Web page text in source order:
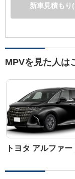
新車見積もり
MPVを見た人は
トヨタ アルファー